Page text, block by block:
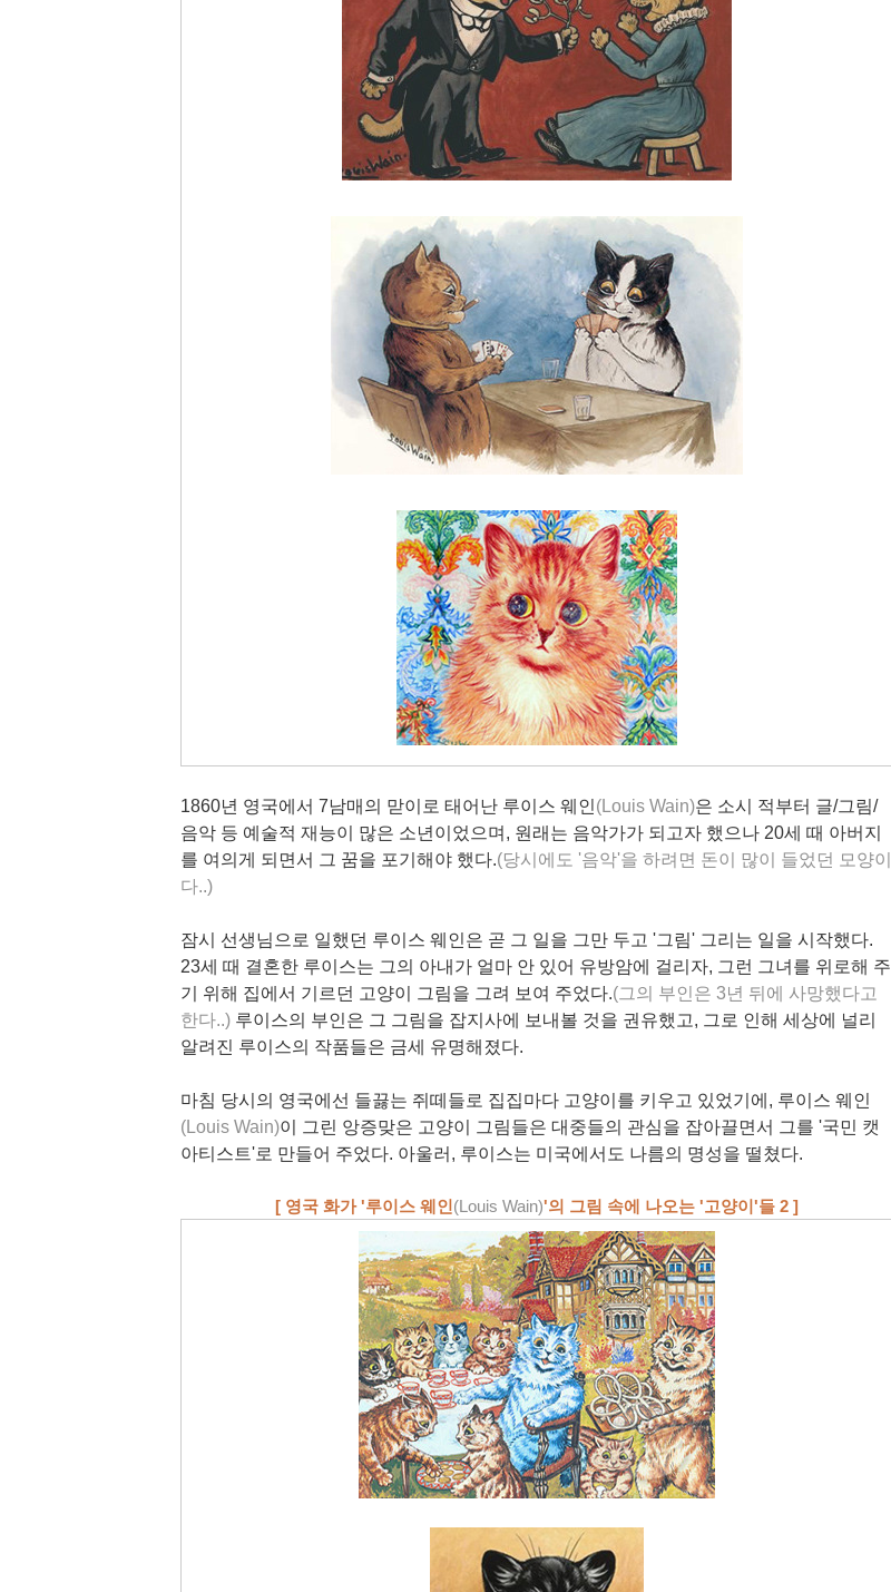
1860년 영국에서 7남매의 맏이로 태어난 루이스 웨인(Louis Wain)은 소시 적부터 글/그림/
음악 등 예술적 재능이 많은 소년이었으며, 원래는 음악가가 되고자 했으나 20세 때 아버지
를 여의게 되면서 그 꿈을 포기해야 했다.(당시에도 '음악'을 하려면 돈이 많이 들었던 모양이
다..)
잠시 선생님으로 일했던 루이스 웨인은 곧 그 일을 그만 두고 '그림' 그리는 일을 시작했다.
23세 때 결혼한 루이스는 그의 아내가 얼마 안 있어 유방암에 걸리자, 그런 그녀를 위로해 주
기 위해 집에서 기르던 고양이 그림을 그려 보여 주었다.(그의 부인은 3년 뒤에 사망했다고
한다..) 루이스의 부인은 그 그림을 잡지사에 보내볼 것을 권유했고, 그로 인해 세상에 널리
알려진 루이스의 작품들은 금세 유명해졌다.
마침 당시의 영국에선 들끓는 쥐떼들로 집집마다 고양이를 키우고 있었기에, 루이스 웨인
(Louis Wain)이 그린 앙증맞은 고양이 그림들은 대중들의 관심을 잡아끌면서 그를 '국민 캣
아티스트'로 만들어 주었다. 아울러, 루이스는 미국에서도 나름의 명성을 떨쳤다.
[ 영국 화가 '루이스 웨인 (Louis Wain)'의 그림 속에 나오는 '고양이'들 2 ]